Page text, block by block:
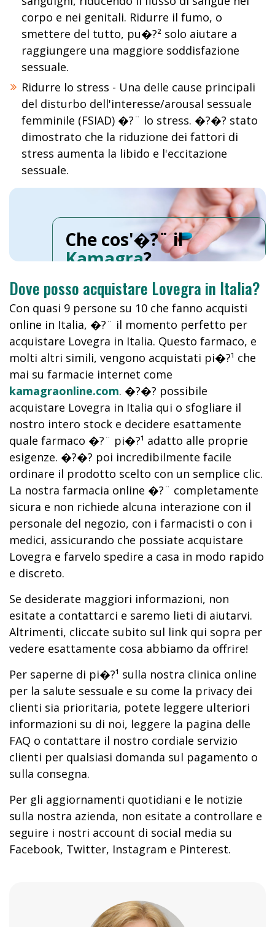
corpo e nei genitali. Ridurre il fumo, o
smettere del tutto, pu�?² solo aiutare a
raggiungere una maggiore soddisfazione
sessuale.
Ridurre lo stress - Una delle cause principali
del disturbo dell'interesse/arousal sessuale
femminile (FSIAD) �?¨ lo stress. �?�? stato
dimostrato che la riduzione dei fattori di
stress aumenta la libido e l'eccitazione
sessuale.
Che cos'�?¨ il
Kamagra?
Dove posso acquistare Lovegra in Italia?
Con quasi 9 persone su 10 che fanno acquisti
online in Italia, �?¨ il momento perfetto per
acquistare Lovegra in Italia. Questo farmaco, e
molti altri simili, vengono acquistati pi�?¹ che
mai su farmacie internet come
kamagraonline.com. �?�? possibile
acquistare Lovegra in Italia qui o sfogliare il
nostro intero stock e decidere esattamente
quale farmaco �?¨ pi�?¹ adatto alle proprie
esigenze. �?�? poi incredibilmente facile
ordinare il prodotto scelto con un semplice clic.
La nostra farmacia online �?¨ completamente
sicura e non richiede alcuna interazione con il
personale del negozio, con i farmacisti o con i
medici, assicurando che possiate acquistare
Lovegra e farvelo spedire a casa in modo rapido
e discreto.
Se desiderate maggiori informazioni, non
esitate a contattarci e saremo lieti di aiutarvi.
Altrimenti, cliccate subito sul link qui sopra per
vedere esattamente cosa abbiamo da offrire!
Per saperne di pi�?¹ sulla nostra clinica online
per la salute sessuale e su come la privacy dei
clienti sia prioritaria, potete leggere ulteriori
informazioni su di noi, leggere la pagina delle
FAQ o contattare il nostro cordiale servizio
clienti per qualsiasi domanda sul pagamento o
sulla consegna.
Per gli aggiornamenti quotidiani e le notizie
sulla nostra azienda, non esitate a controllare e
seguire i nostri account di social media su
Facebook, Twitter, Instagram e Pinterest.